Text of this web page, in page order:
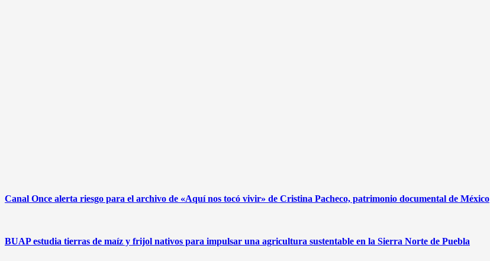
Canal Once alerta riesgo para el archivo de «Aquí nos tocó vivir» de Cristina Pacheco, patrimonio documental de México
BUAP estudia tierras de maíz y frijol nativos para impulsar una agricultura sustentable en la Sierra Norte de Puebla